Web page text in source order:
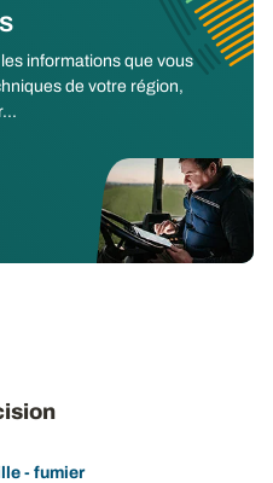
informations que vous
de votre région,
- fumier